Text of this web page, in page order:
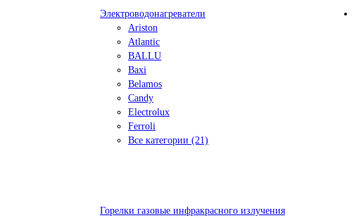
Электроводонагреватели
Ariston
Atlantic
BALLU
Baxi
Belamos
Candy
Electrolux
Ferroli
Все категории (21)
Горелки газовые инфракрасного излучения